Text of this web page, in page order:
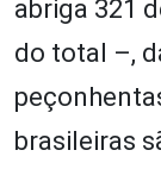
abriga 321
do total –,
brasileiras